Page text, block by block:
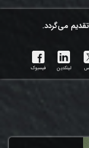
می‌گردد.
لینکدین فیسبوک